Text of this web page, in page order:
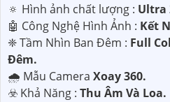
🔅 Hình ảnh chất lượng : Ultra
🤖️ Công Nghệ Hình Ảnh : Kết
❈ Tầm Nhìn Ban Đêm : Full
Ðêm.
🌧️ Mẫu Camera Xoay 360.
️☣️ Khả Năng : Thu Âm Và Loa.